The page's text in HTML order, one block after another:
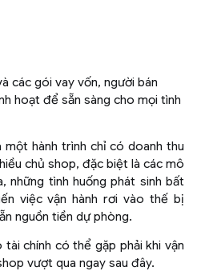
các gói vay vốn, người bán
hoạt để sẵn sàng cho mọi tình
một hành trình chỉ có doanh thu
chủ shop, đặc biệt là các mô
những tình huống phát sinh bất
việc vận hành rơi vào thế bị
nguồn tiền dự phòng.
chính có thể gặp phải khi vận
vượt qua ngay sau đây.